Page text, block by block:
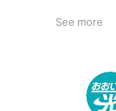
See more